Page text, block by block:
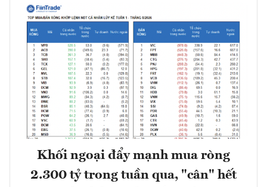
Khối ngoại đẩy mạnh mua ròng
2.300 tỷ trong tuần qua, "cân" hết